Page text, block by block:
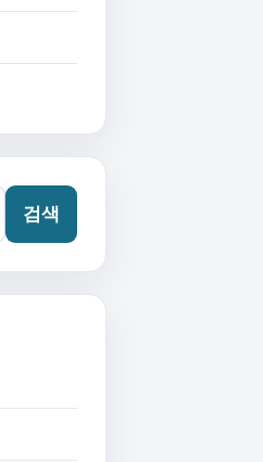
검색